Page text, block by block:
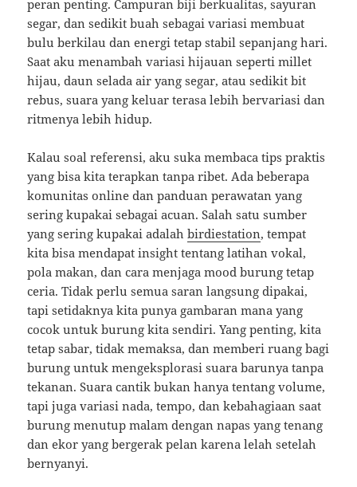
peran penting. Campuran biji berkualitas, sayuran
segar, dan sedikit buah sebagai variasi membuat
bulu berkilau dan energi tetap stabil sepanjang hari.
Saat aku menambah variasi hijauan seperti millet
hijau, daun selada air yang segar, atau sedikit bit
rebus, suara yang keluar terasa lebih bervariasi dan
ritmenya lebih hidup.
Kalau soal referensi, aku suka membaca tips praktis
yang bisa kita terapkan tanpa ribet. Ada beberapa
komunitas online dan panduan perawatan yang
sering kupakai sebagai acuan. Salah satu sumber
yang sering kupakai adalahbirdiestation, tempat
kita bisa mendapat insight tentang latihan vokal,
pola makan, dan cara menjaga mood burung tetap
ceria. Tidak perlu semua saran langsung dipakai,
tapi setidaknya kita punya gambaran mana yang
cocok untuk burung kita sendiri. Yang penting, kita
tetap sabar, tidak memaksa, dan memberi ruang bagi
burung untuk mengeksplorasi suara barunya tanpa
tekanan. Suara cantik bukan hanya tentang volume,
tapi juga variasi nada, tempo, dan kebahagiaan saat
burung menutup malam dengan napas yang tenang
dan ekor yang bergerak pelan karena lelah setelah
bernyanyi.